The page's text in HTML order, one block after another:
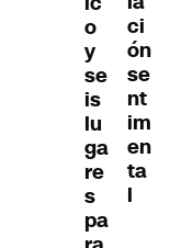
o
y
se
is
lu
ga
re
s
pa
ci
ón
se
nt
im
en
ta
l